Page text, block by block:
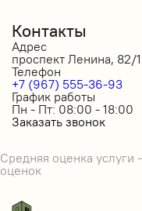
Контакты
Адрес
проспект Ленина, 82/1
Телефон
+7 (967) 555-36-93
График работы
Пн - Пт: 08:00 - 18:00
Заказать звонок
Средняя оценка услуги
оценок